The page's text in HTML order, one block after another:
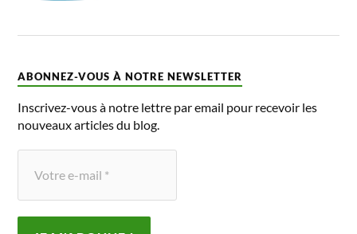
ABONNEZ-VOUS À NOTRE NEWSLETTER
Inscrivez-vous à notre lettre par email pour recevoir les
nouveaux articles du blog.